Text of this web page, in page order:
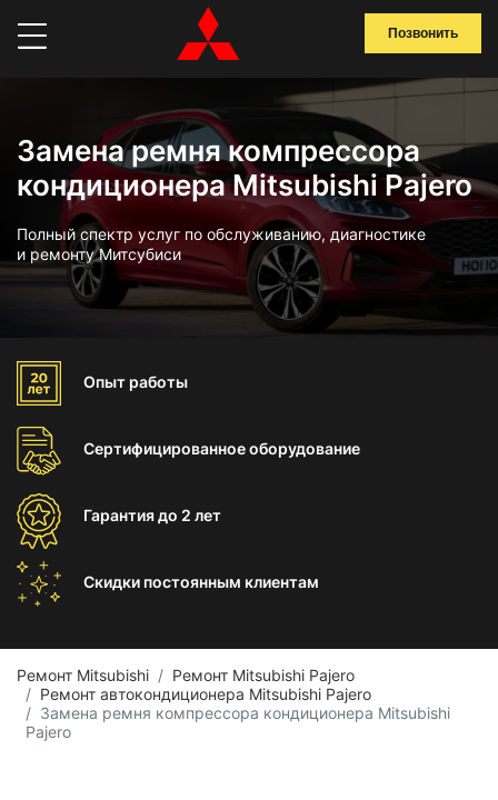
Позвонить
Замена ремня компрессора
кондиционера Mitsubishi Pajero
Полный спектр услуг по обслуживанию, диагностике
и ремонту Митсубиси
Опыт работы
Сертифицированноеоборудование
Гарантиядо 2 лет
Скидки постоянным клиентам
Ремонт Mitsubishi
Ремонт Mitsubishi Pajero
Ремонт автокондиционера Mitsubishi Pajero
Замена ремня компрессора кондиционера Mitsubishi
Pajero